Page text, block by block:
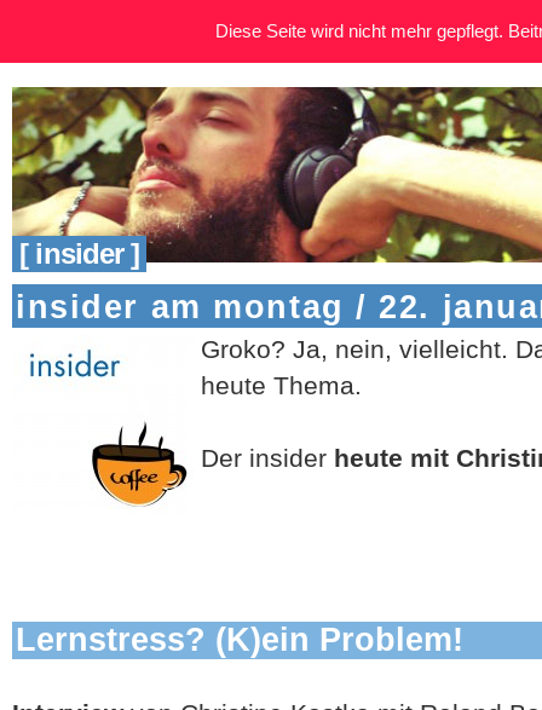
[ insider ]
insider am montag / 22.
Groko? Ja, nein, vielleicht.
heute Thema.
Der insider heute mit
Lernstress? (K)ein Problem!
Diese Seite wird nicht mehr gepflegt.